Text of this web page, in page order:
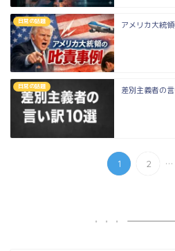
日常の話題 アメリカ大統
日常の話題 差別主義者の
1 2 ...